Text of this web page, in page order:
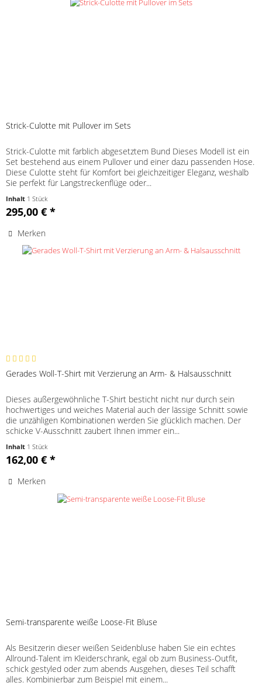
Strick-Culotte mit Pullover im Sets
Strick-Culotte mit farblich abgesetztem Bund Dieses Modell ist ein
Set bestehend aus einem Pullover und einer dazu passenden Hose.
Diese Culotte steht für Komfort bei gleichzeitiger Eleganz, weshalb
Sie perfekt für Langstreckenflüge oder...
Inhalt 1 Stück
295,00 € *
Merken
Gerades Woll-T-Shirt mit Verzierung an Arm- & Halsausschnitt
Dieses außergewöhnliche T-Shirt besticht nicht nur durch sein
hochwertiges und weiches Material auch der lässige Schnitt sowie
die unzähligen Kombinationen werden Sie glücklich machen. Der
schicke V-Ausschnitt zaubert Ihnen immer ein...
Inhalt 1 Stück
162,00 € *
Merken
Semi-transparente weiße Loose-Fit Bluse
Als Besitzerin dieser weißen Seidenbluse haben Sie ein echtes
Allround-Talent im Kleiderschrank, egal ob zum Business-Outfit,
schick gestyled oder zum abends Ausgehen, dieses Teil schafft
alles. Kombinierbar zum Beispiel mit einem...